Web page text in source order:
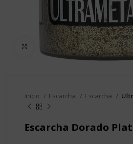
Clic para agrandar
Inicio Escarcha Escarcha
Escarcha Dorado